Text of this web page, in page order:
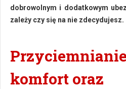
dobrowolnym i dodatkowym
zależy czy się na nie zdecydujesz.
komfort oraz